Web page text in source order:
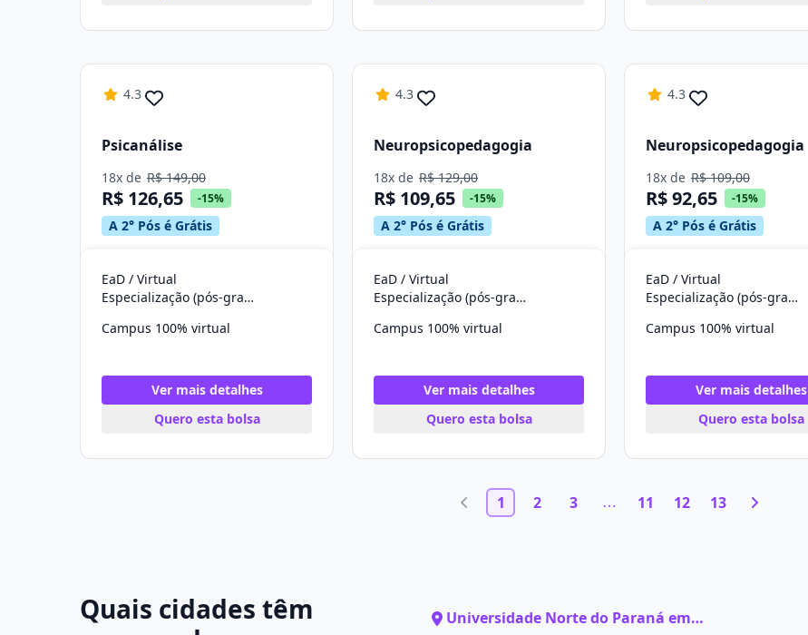
4.3
Psicanálise
18x de R$ 149,00
R$ 126,65 -15%
A 2° Pós é Grátis
EaD / Virtual
Especialização (pós-graduação)
Campus 100% virtual
Ver mais detalhes
Quero esta bolsa
4.3
Neuropsicopedagogia
18x de R$ 129,00
R$ 109,65 -15%
A 2° Pós é Grátis
EaD / Virtual
Especialização (pós-graduação)
Campus 100% virtual
Ver mais detalhes
Quero esta bolsa
4.3
Neuropsicopedagogia
18x de R$ 109,00
R$ 92,65 -15%
A 2° Pós é Grátis
EaD / Virtual
Especialização (pós-graduação)
Campus 100% virtual
Ver mais detalhes
Quero esta bolsa
1 2 3 11 12 13
Quais cidades têm
Universidade Norte do Paraná em